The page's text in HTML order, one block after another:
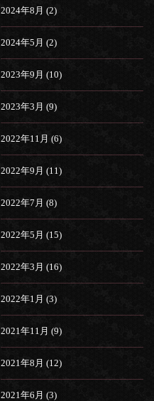
2024年8月 (2)
2024年5月 (2)
2023年9月 (10)
2023年3月 (9)
2022年11月 (6)
2022年9月 (11)
2022年7月 (8)
2022年5月 (15)
2022年3月 (16)
2022年1月 (3)
2021年11月 (9)
2021年8月 (12)
2021年6月 (3)